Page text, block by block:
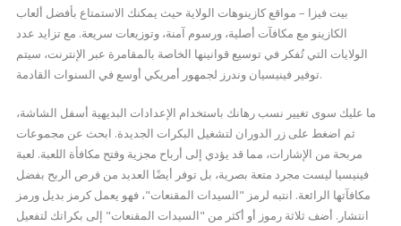
بيت فيزا – مواقع كازينوهات الولاية حيث يمكنك الاستمتاع بأفضل ألعاب
الكازينو مع مكافآت أصلية، ورسوم آمنة، وتوزيعات سريعة. مع تزايد عدد
الولايات التي تُفكر في توسيع قوانينها الخاصة بالمقامرة عبر الإنترنت، سيتم
توفير فينيسيان وندرز لجمهور أمريكي أوسع في السنوات القادمة.
ما عليك سوى تغيير نسب رهانك باستخدام الإعدادات البديهية أسفل الشاشة،
ثم اضغط على زر الدوران لتشغيل البكرات الجديدة. ابحث عن مجموعات
مربحة من الإشارات، مما قد يؤدي إلى أرباح مجزية وفتح مكافأة اللعبة. لعبة
فينيسيا ليست مجرد متعة بصرية، بل توفر أيضًا العديد من فرص الربح بفضل
مكافآتها الرائعة. انتبه لرمز "السيدات المقنعات"، فهو يعمل كرمز بديل ورمز
انتشار. أضف ثلاثة رموز أو أكثر من "السيدات المقنعات" إلى بكراتك لتفعيل